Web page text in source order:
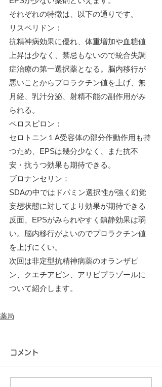
それぞれの特徴は、以下の通りです。
リスペリドン：
抗精神病効果に優れ、体重増加や血糖値
上昇は少なく、禁忌もないので統合失調
症治療の第一選択薬となる。脳内移行が
悪いことからプロラクチン値を上げ、無
月経、乳汁分泌、射精不能の副作用がみ
られる。
ペロスピロン：
セロトニン１A受容体の部分作動作用も持
つため、EPSは幾分少なく、また抗不
安・抗うつ効果も期待できる。
ブロナンセリン：
SDAの中ではドパミン選択性が強く幻覚
妄想状態に対してより効果が期待できる
反面、EPSがみられやすく鎮静効果は弱
い。脳内移行がよいのでプロラクチン値
を上げにくい。
次回は非定型抗精神病薬のオランザピ
ン、クエチアピン、アリピプラゾールに
ついて紹介します。
薬局
コメント